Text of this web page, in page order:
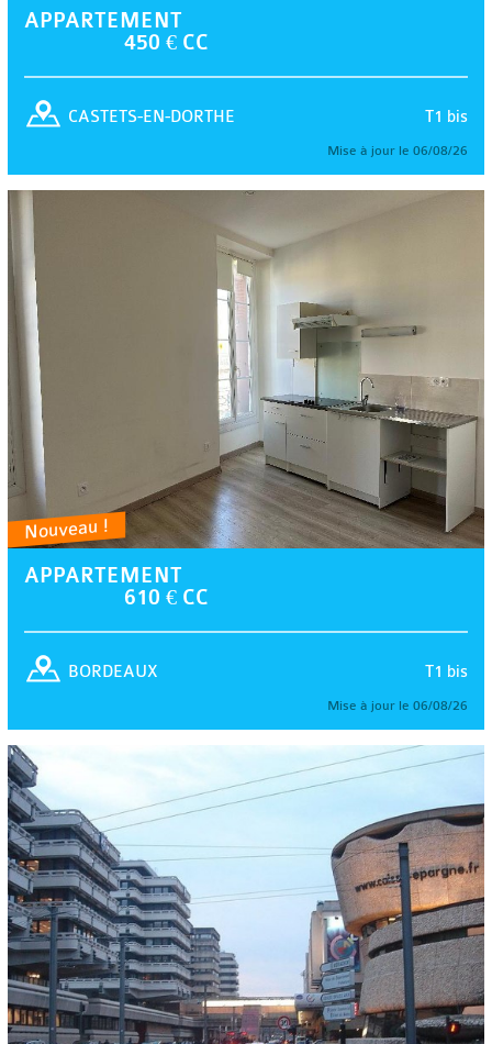
APPARTEMENT
450 € CC
T1 bis
CASTETS-EN-DORTHE
Mise à jour le 06/08/26
Nouveau !
APPARTEMENT
610 € CC
T1 bis
BORDEAUX
Mise à jour le 06/08/26